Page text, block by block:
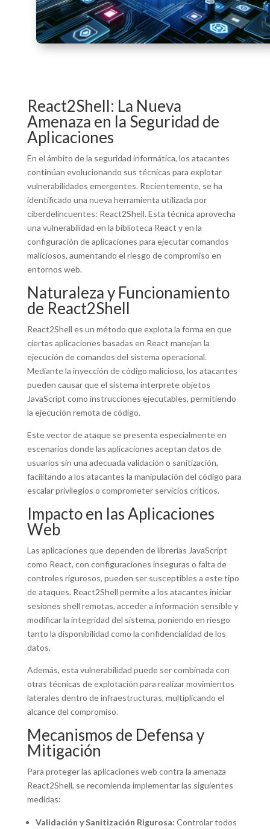
React2Shell: La Nueva
Amenaza en la Seguridad de
Aplicaciones
En el ámbito de la seguridad informática, los atacantes
continúan evolucionando sus técnicas para explotar
vulnerabilidades emergentes. Recientemente, se ha
identificado una nueva herramienta utilizada por
ciberdelincuentes: React2Shell. Esta técnica aprovecha
una vulnerabilidad en la biblioteca React y en la
configuración de aplicaciones para ejecutar comandos
maliciosos, aumentando el riesgo de compromiso en
entornos web.
Naturaleza y Funcionamiento
de React2Shell
React2Shell es un método que explota la forma en que
ciertas aplicaciones basadas en React manejan la
ejecución de comandos del sistema operacional.
Mediante la inyección de código malicioso, los atacantes
pueden causar que el sistema interprete objetos
JavaScript como instrucciones ejecutables, permitiendo
la ejecución remota de código.
Este vector de ataque se presenta especialmente en
escenarios donde las aplicaciones aceptan datos de
usuarios sin una adecuada validación o sanitización,
facilitando a los atacantes la manipulación del código para
escalar privilegios o comprometer servicios críticos.
Impacto en las Aplicaciones
Web
Las aplicaciones que dependen de librerías JavaScript
como React, con configuraciones inseguras o falta de
controles rigurosos, pueden ser susceptibles a este tipo
de ataques. React2Shell permite a los atacantes iniciar
sesiones shell remotas, acceder a información sensible y
modificar la integridad del sistema, poniendo en riesgo
tanto la disponibilidad como la confidencialidad de los
datos.
Además, esta vulnerabilidad puede ser combinada con
otras técnicas de explotación para realizar movimientos
laterales dentro de infraestructuras, multiplicando el
alcance del compromiso.
Mecanismos de Defensa y
Mitigación
Para proteger las aplicaciones web contra la amenaza
React2Shell, se recomienda implementar las siguientes
medidas:
Validación y Sanitización Rigurosa: Controlar todos